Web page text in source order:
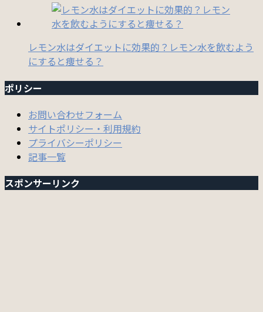
レモン水はダイエットに効果的？レモン水を飲むよう
にすると痩せる？
ポリシー
お問い合わせフォーム
サイトポリシー・利用規約
プライバシーポリシー
記事一覧
スポンサーリンク